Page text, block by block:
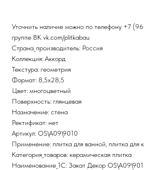
Уточнить наличие можно по телефону +7
группе ВК vk.com/plitkabau
Страна_производитель: Россия
Коллекция: Аккорд
Текстура: геометрия
Формат: 8,5x28,5
Цвет: многоцветный
Поверхность: глянцевая
Назначение: стена
Ректификат: нет
Артикул: OS\A09\9010
Применение: плитка для ванной, плитка для
Категория_товаров: керамическая плитка
Наименование_1С: Закат Декор